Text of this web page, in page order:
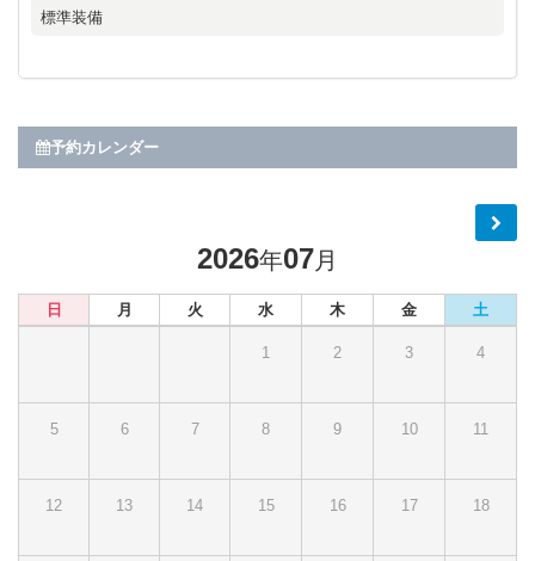
標準装備
予約カレンダー
2026年07月
日 月 火 水 木 金 土
1 2 3 4
5 6 7 8 9 10 11
12 13 14 15 16 17 18